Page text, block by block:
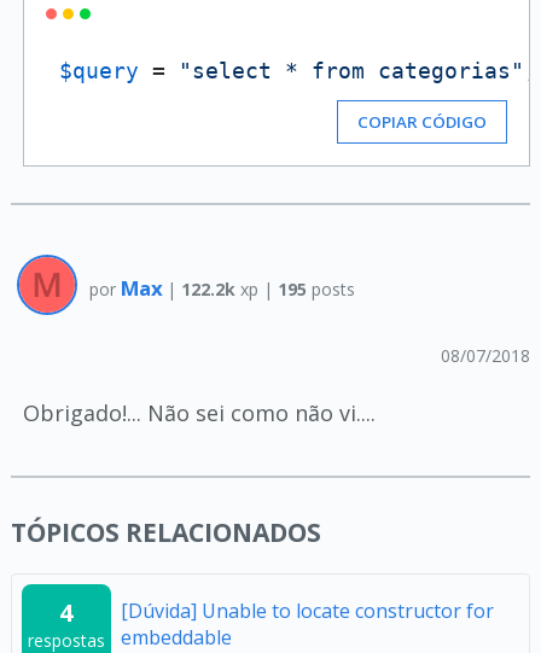
$query = "select * from categorias"
COPIAR CÓDIGO
por Max | 122.2k xp | 195 posts
08/07/2018
Obrigado!... Não sei como não vi....
TÓPICOS RELACIONADOS
4
respostas
[Dúvida] Unable to locate constructor for
embeddable